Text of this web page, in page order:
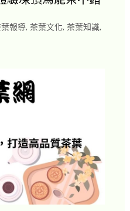
報導, 茶葉文化, 茶葉知識,